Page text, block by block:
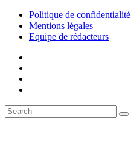
Politique de confidentialité
Mentions légales
Equipe de rédacteurs